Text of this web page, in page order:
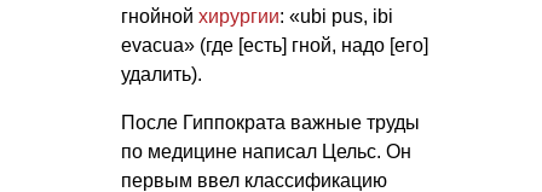
гнойной хирургии: «ubi pus, ibi
evacua» (где [есть] гной, надо [его]
удалить).
После Гиппократа важные труды
по медицине написал Цельс. Он
первым ввел классификацию